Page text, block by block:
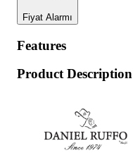
Fiyat Alarmı
Features
Product Description